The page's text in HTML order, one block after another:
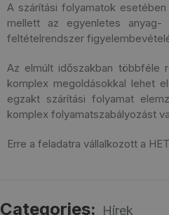
A szárítási folyamatok
mellett az egyenletes anyag-
feltételrendszer
Az elmúlt időszakban többféle
komplex megoldásokkal lehet
egzakt szárítási folyamat
komplex folyamatszabályozást
Erre a feladatra vállalkozott a
Categories: Hírek